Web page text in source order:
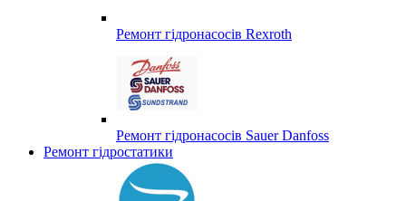
Ремонт гідронасосів Rexroth
Ремонт гідронасосів Sauer Danfoss
Ремонт гідростатики